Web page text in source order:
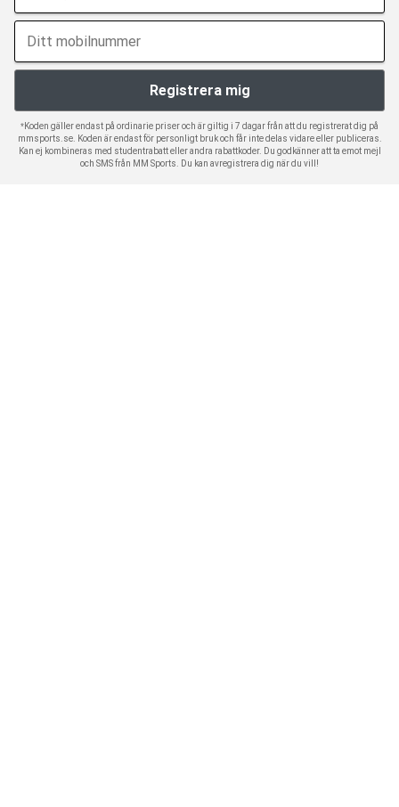
*Koden gäller endast på ordinarie priser och är giltig i 7 dagar från att du registrerat dig på
mmsports.se. Koden är endast för personligt bruk och får inte delas vidare eller publiceras.
Kan ej kombineras med studentrabatt eller andra rabattkoder. Du godkänner att ta emot mejl
och SMS från MM Sports. Du kan avregistrera dig när du vill!